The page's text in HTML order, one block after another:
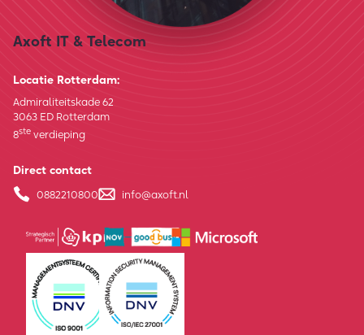
Axoft IT & Telecom
Locatie Rotterdam:
Admiraliteitskade 62
3063 ED Rotterdam
8ste verdieping
Direct contact
0882210800 info@axoft.nl